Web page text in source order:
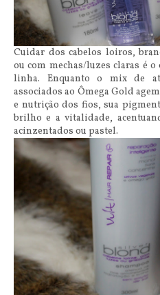
Cuidar dos cabelos loiros,
ou com mechas/luzes claras é o
linha. Enquanto o mix de
associados ao Ômega Gold
e nutrição dos fios, sua
brilho e a vitalidade,
acinzentados ou pastel.